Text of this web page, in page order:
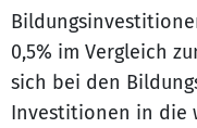
0,5% im Vergleich
sich bei den
Investitionen in die